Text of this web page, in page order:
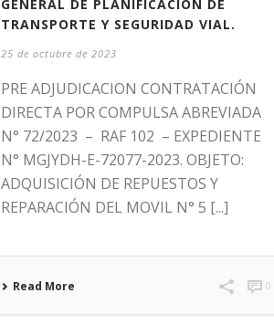
GENERAL DE PLANIFICACIÓN DE
TRANSPORTE Y SEGURIDAD VIAL.
25 de octubre de 2023
PRE ADJUDICACION CONTRATACIÓN
DIRECTA POR COMPULSA ABREVIADA
N° 72/2023 – RAF 102 – EXPEDIENTE
N° MGJYDH-E-72077-2023. OBJETO:
ADQUISICIÓN DE REPUESTOS Y
REPARACIÓN DEL MOVIL N° 5 [...]
Read More 0